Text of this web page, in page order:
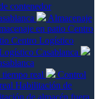
contenedor
Almacenaje
en patio Centro
Centro Logístico
Casablanca
real
Control
Habilitación de
de almacén fuera